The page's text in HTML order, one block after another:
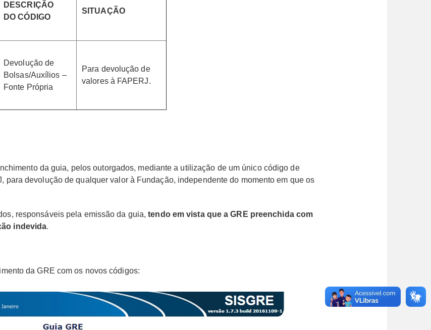
DESCRIÇÃO
DO CÓDIGO
SITUAÇÃO
Devolução de
Bolsas/Auxílios –
Fonte Própria
Para devolução de
valores à FAPERJ.
da guia, pelos outorgados, mediante a utilização de um único código de
para devolução de qualquer valor à Fundação, independente do momento em que os
responsáveis pela emissão da guia, tendo em vista que a GRE preenchida com
indevida.
da GRE com os novos códigos: